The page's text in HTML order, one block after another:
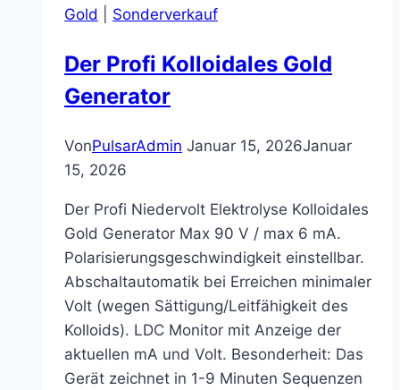
Gold
Sonderverkauf
Der Profi Kolloidales Gold
Generator
VonPulsarAdmin Januar 15, 2026Januar
15, 2026
Der Profi Niedervolt Elektrolyse Kolloidales
Gold Generator Max 90 V / max 6 mA.
Polarisierungsgeschwindigkeit einstellbar.
Abschaltautomatik bei Erreichen minimaler
Volt (wegen Sättigung/Leitfähigkeit des
Kolloids). LDC Monitor mit Anzeige der
aktuellen mA und Volt. Besonderheit: Das
Gerät zeichnet in 1-9 Minuten Sequenzen